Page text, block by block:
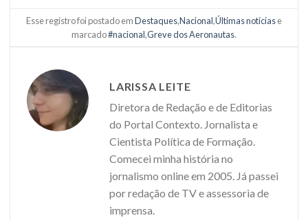
Esse registro foi postado emDestaques,Nacional,Últimas notíciase
marcado#nacional,Greve dos Aeronautas.
LARISSA LEITE
Diretora de Redação e de Editorias
do Portal Contexto. Jornalista e
Cientista Política de Formação.
Comecei minha história no
jornalismo online em 2005. Já passei
por redação de TV e assessoria de
imprensa.